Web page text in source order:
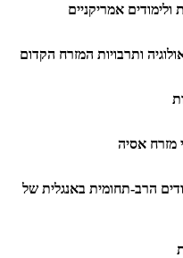
ולימודים אמריקניים
ותרבויות המזרח הקדום
מזרח אסיה
הרב-תחומית באנגלית של